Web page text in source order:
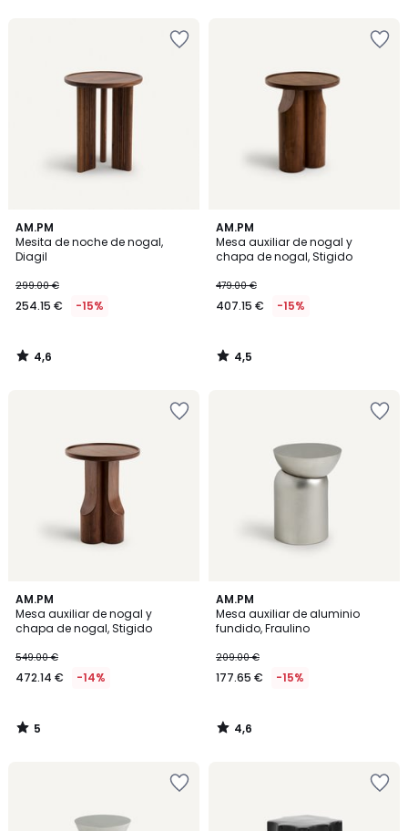
AM.PM
Mesita de noche de nogal,
Diagil
299.00 €
254.15 € -15%
4,6
/ 5
4,6
/
AM.PM
Mesa auxiliar de nogal y
chapa de nogal, Stigido
479.00 €
407.15 € -15%
4,5
/ 5
4,5
/
AM.PM
Mesa auxiliar de nogal y
chapa de nogal, Stigido
549.00 €
472.14 € -14%
5
/
5
5
/
AM.PM
Mesa auxiliar de aluminio
fundido, Fraulino
209.00 €
177.65 € -15%
4,6
/ 5
4,6
/